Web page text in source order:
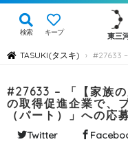
検索 キープ 東三
TASUKI(タスキ) › #27633
#27633 – 「【家族
の取得促進企業で、
（パート）」への応
Twitter